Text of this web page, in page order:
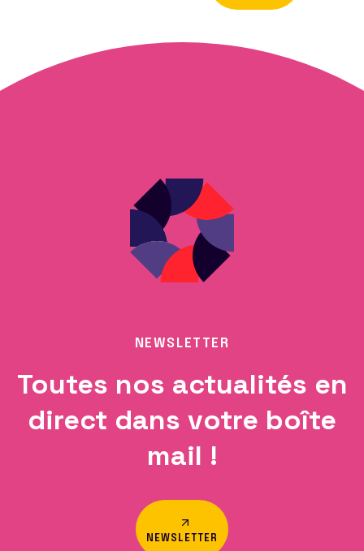
NEWSLETTER
Toutes nos actualités en
direct dans votre boîte
mail !
NEWSLETTER